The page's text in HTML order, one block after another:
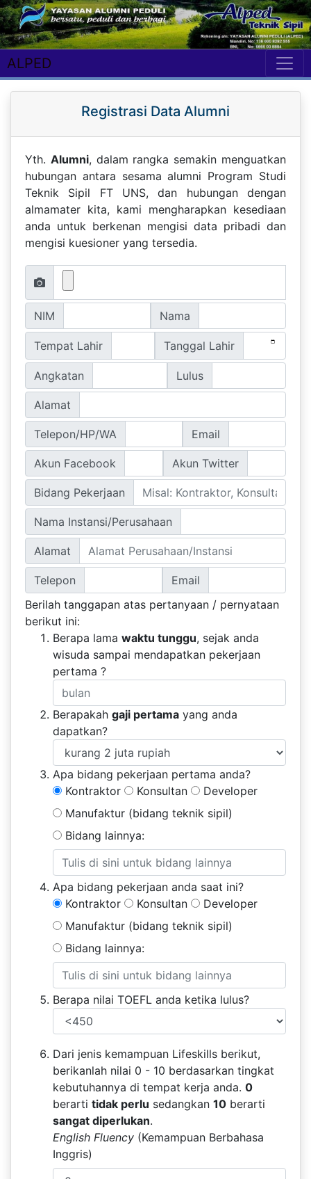
ALPED
Registrasi Data Alumni
Yth. Alumni, dalam rangka semakin menguatkan
hubungan antara sesama alumni Program Studi
Teknik Sipil FT UNS, dan hubungan dengan
almamater kita, kami mengharapkan kesediaan
anda untuk berkenan mengisi data pribadi dan
mengisi kuesioner yang tersedia.
NIM Nama
Tempat Lahir Tanggal Lahir
Angkatan Lulus
Alamat
Telepon/HP/WA Email
Akun Facebook Akun Twitter
Bidang Pekerjaan
Nama Instansi/Perusahaan
Alamat
Telepon
Email
Berilah tanggapan atas pertanyaan / pernyataan
berikut ini:
Berapa lama waktu tunggu, sejak anda
wisuda sampai mendapatkan pekerjaan
pertama ?
Berapakah gaji pertama yang anda
dapatkan?
Apa bidang pekerjaan pertama anda?
Kontraktor
Konsultan
Developer
Manufaktur (bidang teknik sipil)
Bidang lainnya:
Apa bidang pekerjaan anda saat ini?
Kontraktor
Konsultan
Developer
Manufaktur (bidang teknik sipil)
Bidang lainnya:
Berapa nilai TOEFL anda ketika lulus?
Dari jenis kemampuan Lifeskills berikut,
berikanlah nilai 0 - 10 berdasarkan tingkat
kebutuhannya di tempat kerja anda. 0
berarti tidak perlu sedangkan 10 berarti
sangat diperlukan.
English Fluency (Kemampuan Berbahasa
Inggris)